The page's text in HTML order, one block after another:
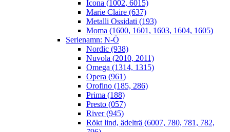
Icona (1002, 6015)
Marie Claire (637)
Metalli Ossidati (193)
Moma (1600, 1601, 1603, 1604, 1605)
Serienamn: N-Ö
Nordic (938)
Nuvola (2010, 2011)
Omega (1314, 1315)
Opera (961)
Orofino (185, 286)
Prima (188)
Presto (057)
River (945)
Rökt lind, ädelträ (6007, 780, 781, 782,